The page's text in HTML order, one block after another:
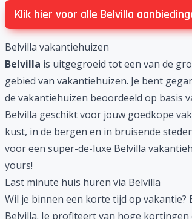
Klik hier voor alle Belvilla
Belvilla vakantiehuizen
Belvilla is uitgegroeid tot een van de
gebied van vakantiehuizen. Je bent
de vakantiehuizen beoordeeld op basis
Belvilla geschikt voor jouw goedkope
kust, in de bergen en in bruisende
voor een super-de-luxe Belvilla
yours!
Last minute huis huren via Belvilla
Wil je binnen een korte tijd op vakantie?
Belvilla. Je profiteert van hoge kortingen